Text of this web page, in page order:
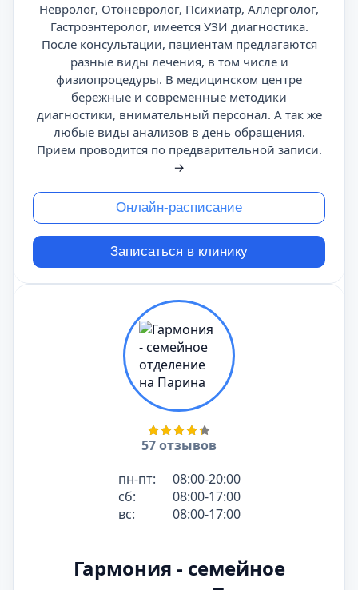
Невролог, Отоневролог, Психиатр, Аллерголог,
Гастроэнтеролог, имеется УЗИ диагностика.
После консультации, пациентам предлагаются
разные виды лечения, в том числе и
физиопроцедуры. В медицинском центре
бережные и современные методики
диагностики, внимательный персонал. А так же
любые виды анализов в день обращения.
Прием проводится по предварительной записи.
→
Онлайн-расписание
Записаться в клинику
57 отзывов
пн-пт:
08:00-20:00
сб:
08:00-17:00
вс:
08:00-17:00
Гармония - семейное